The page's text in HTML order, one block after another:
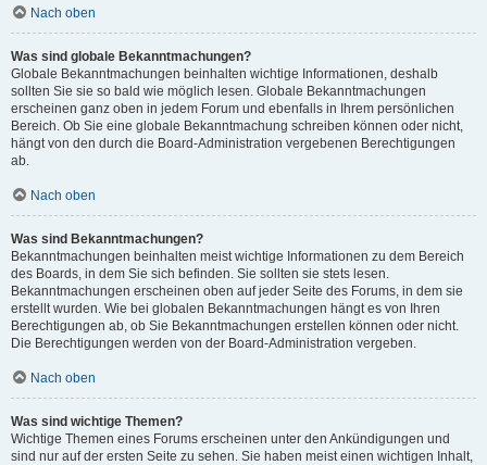
Nach oben
Was sind globale Bekanntmachungen?
Globale Bekanntmachungen beinhalten wichtige Informationen, deshalb
sollten Sie sie so bald wie möglich lesen. Globale Bekanntmachungen
erscheinen ganz oben in jedem Forum und ebenfalls in Ihrem persönlichen
Bereich. Ob Sie eine globale Bekanntmachung schreiben können oder nicht,
hängt von den durch die Board-Administration vergebenen Berechtigungen
ab.
Nach oben
Was sind Bekanntmachungen?
Bekanntmachungen beinhalten meist wichtige Informationen zu dem Bereich
des Boards, in dem Sie sich befinden. Sie sollten sie stets lesen.
Bekanntmachungen erscheinen oben auf jeder Seite des Forums, in dem sie
erstellt wurden. Wie bei globalen Bekanntmachungen hängt es von Ihren
Berechtigungen ab, ob Sie Bekanntmachungen erstellen können oder nicht.
Die Berechtigungen werden von der Board-Administration vergeben.
Nach oben
Was sind wichtige Themen?
Wichtige Themen eines Forums erscheinen unter den Ankündigungen und
sind nur auf der ersten Seite zu sehen. Sie haben meist einen wichtigen Inhalt,